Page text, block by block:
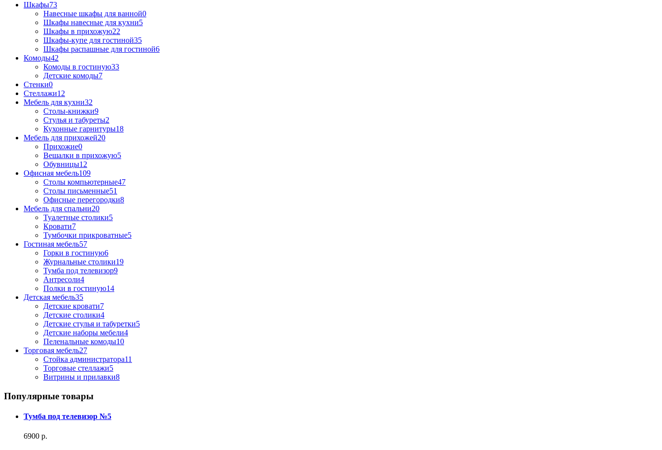
Шкафы73
Навесные шкафы для ванной0
Шкафы навесные для кухни5
Шкафы в прихожую22
Шкафы-купе для гостиной35
Шкафы распашные для гостиной6
Комоды42
Комоды в гостиную33
Детские комоды7
Стенки0
Стеллажи12
Мебель для кухни32
Столы-книжки9
Стулья и табуреты2
Кухонные гарнитуры18
Мебель для прихожей20
Прихожие0
Вешалки в прихожую5
Обувницы12
Офисная мебель109
Столы компьютерные47
Столы письменные51
Офисные перегородки8
Мебель для спальни20
Туалетные столики5
Кровати7
Тумбочки прикроватные5
Гостиная мебель57
Горки в гостиную6
Журнальные столики19
Тумба под телевизор9
Антресоли4
Полки в гостиную14
Детская мебель35
Детские кровати7
Детские столики4
Детские стулья и табуретки5
Детские наборы мебели4
Пеленальные комоды10
Торговая мебель27
Стойка администратора11
Торговые стеллажи5
Витрины и прилавки8
Популярные товары
Тумба под телевизор №5
6900 р.